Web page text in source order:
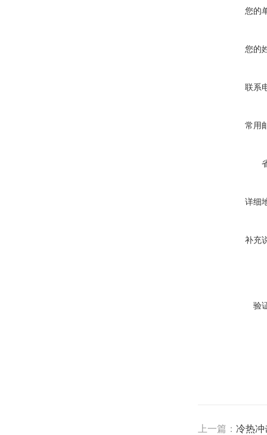
您的
您的
联系
常用
详细
补充
验
上一篇：冷热冲